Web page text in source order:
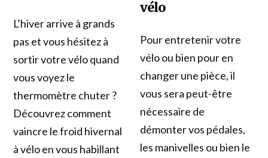
L’hiver arrive à grands
pas et vous hésitez à
sortir votre vélo quand
vous voyez le
thermomètre chuter ?
Découvrez comment
vaincre le froid hivernal
à vélo en vous habillant
vélo
Pour entretenir votre
vélo ou bien pour en
changer une pièce, il
vous sera peut-être
nécessaire de
démonter vos pédales,
les manivelles ou bien le